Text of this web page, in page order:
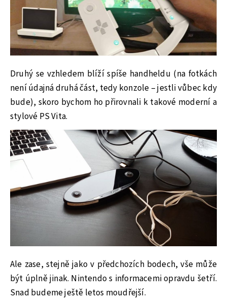
Druhý se vzhledem blíží spíše handheldu (na fotkách
není údajná druhá část, tedy konzole – jestli vůbec kdy
bude), skoro bychom ho přirovnali k takové moderní a
stylové PS Vita.
Ale zase, stejně jako v předchozích bodech, vše může
být úplně jinak. Nintendo s informacemi opravdu šetří.
Snad budeme ještě letos moudřejší.